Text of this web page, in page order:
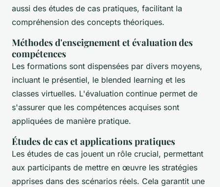
aussi des études de cas pratiques, facilitant la
compréhension des concepts théoriques.
Méthodes d'enseignement et évaluation des
compétences
Les formations sont dispensées par divers moyens,
incluant le présentiel, le blended learning et les
classes virtuelles. L'évaluation continue permet de
s'assurer que les compétences acquises sont
appliquées de manière pratique.
Études de cas et applications pratiques
Les études de cas jouent un rôle crucial, permettant
aux participants de mettre en œuvre les stratégies
apprises dans des scénarios réels. Cela garantit une